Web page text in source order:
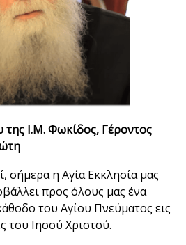
Ι.Μ. Φωκίδος, Γέροντος
σήμερα η Αγία Εκκλησία μας
προς όλους μας ένα
του Αγίου Πνεύματος εις
του Ιησού Χριστού.